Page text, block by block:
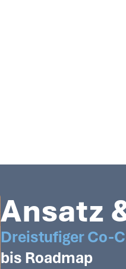
Ansatz
Dreistufiger Co-
bis Roadmap